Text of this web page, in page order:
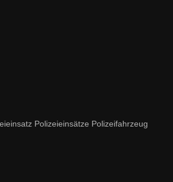
Polizeieinsätze Polizeifahrzeug